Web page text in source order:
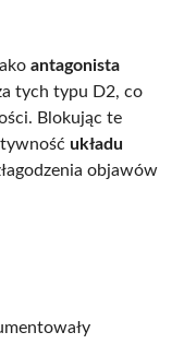
antagonista
tych typu D2, co
Blokując te
układu
objawów